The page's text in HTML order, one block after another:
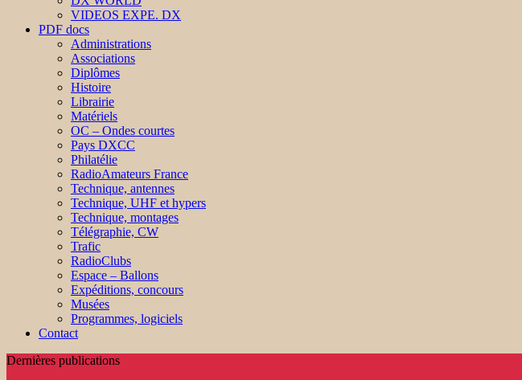
VIDEOS EXPE. DX
PDF docs
Administrations
Associations
Diplômes
Histoire
Librairie
Matériels
OC – Ondes courtes
Pays DXCC
Philatélie
RadioAmateurs France
Technique, antennes
Technique, UHF et hypers
Technique, montages
Télégraphie, CW
Trafic
RadioClubs
Espace – Ballons
Expéditions, concours
Musées
Programmes, logiciels
Contact
Dernières publications